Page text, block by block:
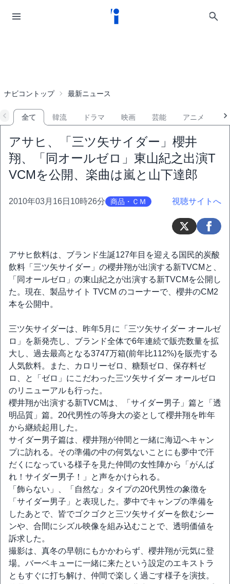
ナビコントップ 最新ニュース
全て 韓流 ドラマ 映画 芸能 アニメ
アサヒ、「三ツ矢サイダー」櫻井
翔、「同オールゼロ」東山紀之出演T
VCMを公開、楽曲は嵐と山下達郎
2010年03月16日10時26分 商品・ＣＭ 視聴サイトへ
アサヒ飲料は、ブランド生誕127年目を迎える国民的炭酸
飲料「三ツ矢サイダー」の櫻井翔が出演する新TVCMと、
「同オールゼロ」の東山紀之が出演する新TVCMを公開し
た。現在、製品サイト TVCM のコーナーで、櫻井のCM2
本を公開中。
三ツ矢サイダーは、昨年5月に「三ツ矢サイダー オールゼ
ロ」を新発売し、ブランド全体で6年連続で販売数量を拡
大し、過去最高となる3747万箱(前年比112%)を販売する
人気飲料。また、カロリーゼロ、糖類ゼロ、保存料ゼ
ロ、と「ゼロ」にこだわった三ツ矢サイダー オールゼロ
のリニューアルも行った。
櫻井翔が出演する新TVCMは、「サイダー男子」篇と「透
明品質」篇。20代男性の等身大の姿として櫻井翔を昨年
から継続起用した。
サイダー男子篇は、櫻井翔が仲間と一緒に海辺へキャン
プに訪れる。その準備の中の何気ないことにも夢中で汗
だくになっている様子を見た仲間の女性陣から「がんば
れ！サイダー男子！」と声をかけられる。
「飾らない」、「自然な」タイプの20代男性の象徴を
「サイダー男子」と表現した。夢中でキャンプの準備を
したあとで、皆でゴクゴクと三ツ矢サイダーを飲むシー
ンや、合間にシズル映像を組み込むことで、透明価値を
訴求した。
撮影は、真冬の早朝にもかかわらず、櫻井翔が元気に登
場。バーベキューに一緒に来たという設定のエキストラ
ともすぐに打ち解け、仲間で楽しく過ごす様子を演技。